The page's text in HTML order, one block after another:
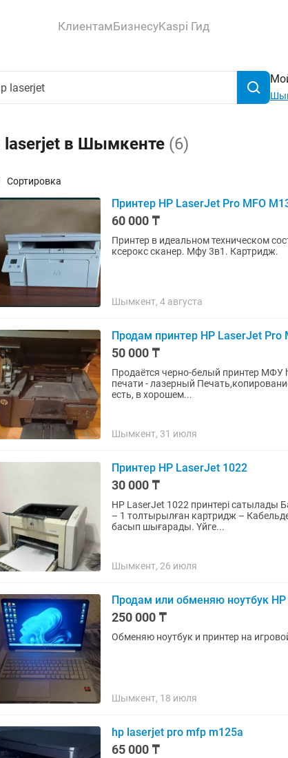
КлиентамБизнесуKaspi Гид
laserjet в Шымкенте (6)
Сортировка
Принтер HP LaserJet Pro MFO
60 000 ₸
Принтер в идеальном техническом состоянии. Печатает и
ксерокс сканер. Мфу 3в1. Картридж.
Шымкент, 4 августа
Продам принтер HP LaserJet Pro
50 000 ₸
Продаётся черно-белый принтер МФУ
печати - лазерный
есть, в хорошем...
Шымкент, 31 июля
Принтер HP LaserJet 1022
30 000 ₸
HP LaserJet 1022 принтері сатылады Бағасы: 30 000 теңге Жағдайы: жұмыс істеп тұр Комплект:
– 1 толтырылған картридж – Кабельдерімен бірге Лазерлік
басып шығарады. Үйге...
Шымкент, 26 июля
Продам или обменяю ноутбук
250 000 ₸
Обменяю ноутбук и принтер на
Шымкент, 18 июля
hp laserjet pro mfp m125a
65 000 ₸